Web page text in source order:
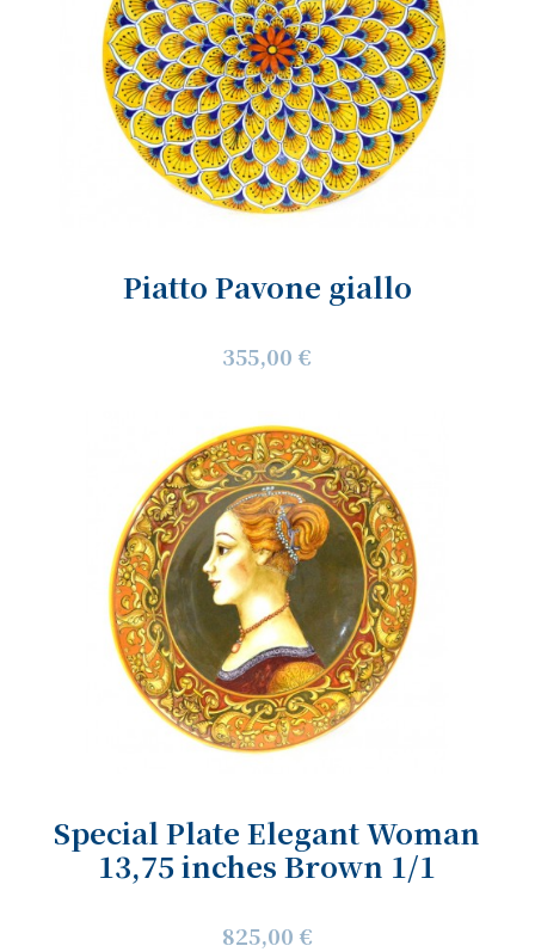
Piatto Pavone giallo
355,00 €
Special Plate Elegant Woman
13,75 inches Brown 1/1
825,00 €